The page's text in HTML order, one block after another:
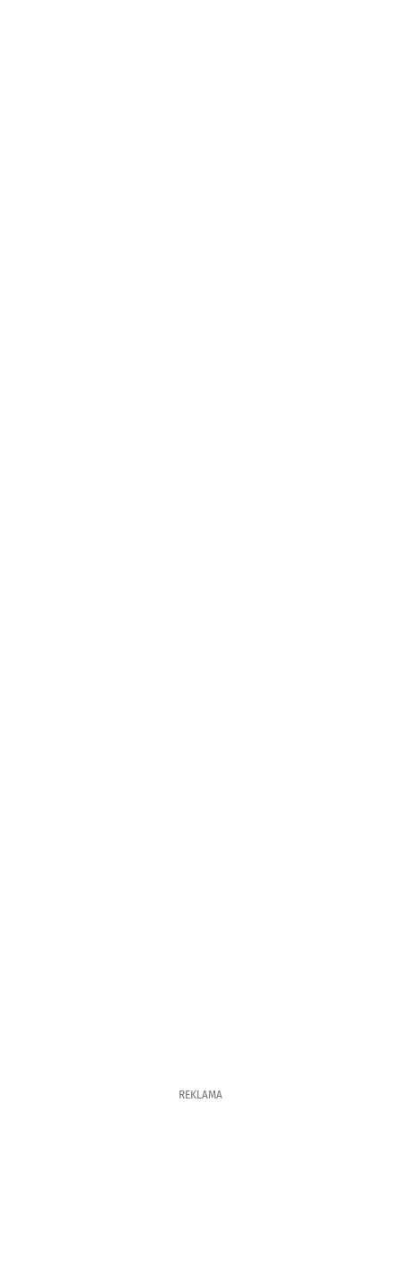
REKLAMA